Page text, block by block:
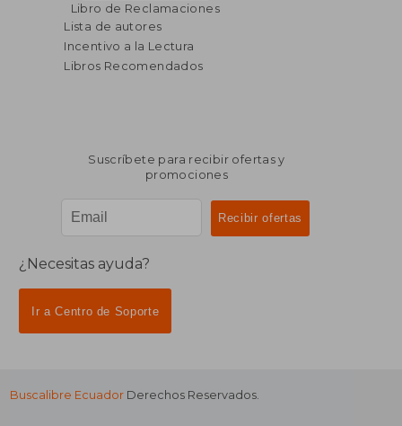
45%
dcto.
$ 70.30
$ 38.67
Libro de Reclamaciones
Lista de autores
Incentivo a la Lectura
Libros Recomendados
Suscríbete para recibir ofertas y
promociones
¿Necesitas ayuda?
Ir a Centro de Soporte
Buscalibre Ecuador Derechos Reservados.